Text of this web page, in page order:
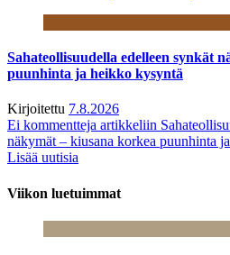
Sahateollisuudella edelleen synkät
puunhinta ja heikko kysyntä
Kirjoitettu 7.8.2026
Ei kommentteja artikkeliin
näkymät – kiusana korkea puunhinta
Lisää uutisia
Viikon luetuimmat